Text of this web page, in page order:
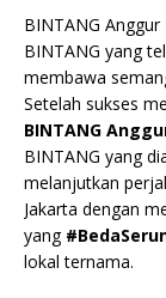
BINTANG
BINTANG yang
membawa
Setelah sukses
BINTANG
BINTANG yang
melanjutkan
Jakarta dengan
yang
lokal ternama.